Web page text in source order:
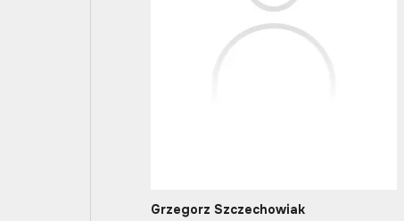
Grzegorz Szczechowiak